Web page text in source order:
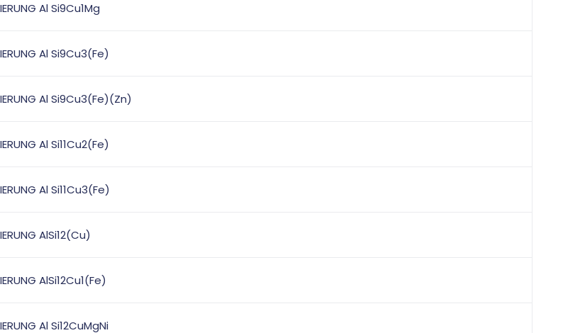
Al Si9Cu1Mg
Al Si9Cu3(Fe)
Al Si9Cu3(Fe)(Zn)
Al Si11Cu2(Fe)
Al Si11Cu3(Fe)
AlSi12(Cu)
AlSi12Cu1(Fe)
Al Si12CuMgNi